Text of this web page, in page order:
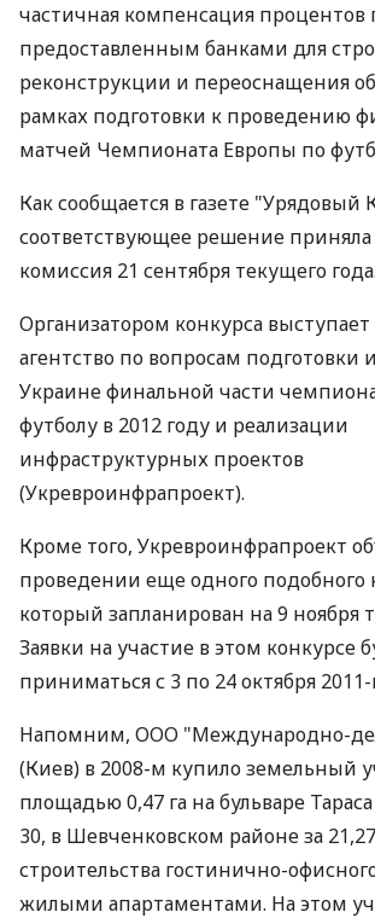
частичная компенсация процентов
предоставленным банками для
реконструкции и переоснащения
рамках подготовки к проведению
матчей Чемпионата Европы по
Как сообщается в газете "Урядовый
соответствующее решение приняла
комиссия 21 сентября текущего года.
Организатором конкурса
агентство по вопросам подготовки
Украине финальной части
футболу в 2012 году и реализации
инфраструктурных проектов
(Укревроинфрапроект).
Кроме того, Укревроинфрапроект
проведении еще одного подобного
который запланирован на 9 ноября
Заявки на участие в этом конкурсе
приниматься с 3 по 24 октября 2011-
Напомним, ООО "Международно-
(Киев) в 2008-м купило земельный
площадью 0,47 га на бульваре
30, в Шевченковском районе за
строительства гостинично-
жилыми апартаментами. На этом